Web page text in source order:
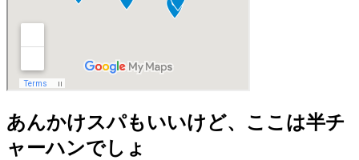
あんかけスパもいいけど、ここは半チ
ャーハンでしょ